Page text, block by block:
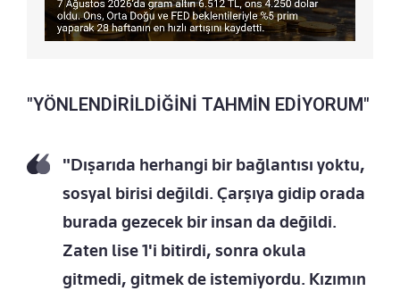
"YÖNLENDİRİLDİĞİNİ TAHMİN EDİYORUM"
"Dışarıda herhangi bir bağlantısı yoktu,
sosyal birisi değildi. Çarşıya gidip orada
burada gezecek bir insan da değildi.
Zaten lise 1'i bitirdi, sonra okula
gitmedi, gitmek de istemiyordu. Kızımın